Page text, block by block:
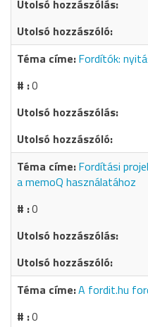
Fordítók:
0
Fordítási
a memoQ használatához
0
A fordit.hu
0